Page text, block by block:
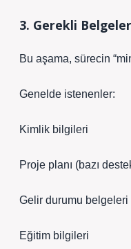
3. Gerekli
Bu aşama, sürecin
Genelde istenenler:
Kimlik bilgileri
Proje planı (bazı
Gelir durumu belgeleri
Eğitim bilgileri